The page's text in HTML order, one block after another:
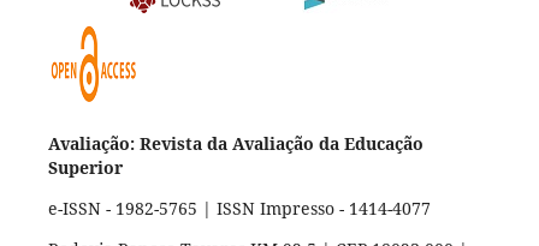
Avaliação: Revista da Avaliação da Educação
Superior
e-ISSN - 1982-5765 | ISSN Impresso - 1414-4077